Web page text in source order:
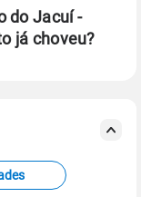
do Jacuí -
já choveu?
de Previsão